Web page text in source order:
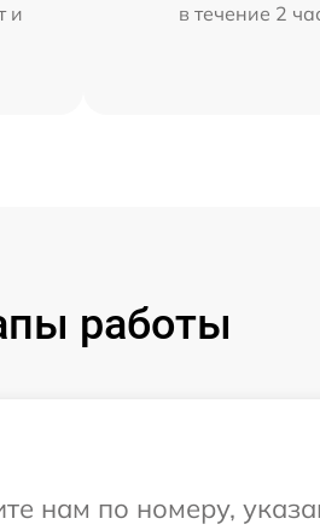
и
в течение 2
работы
нам по номеру,